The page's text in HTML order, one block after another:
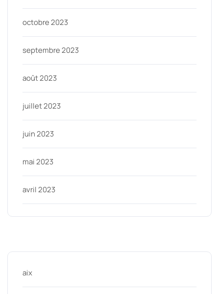
octobre 2023
septembre 2023
août 2023
juillet 2023
juin 2023
mai 2023
avril 2023
aix